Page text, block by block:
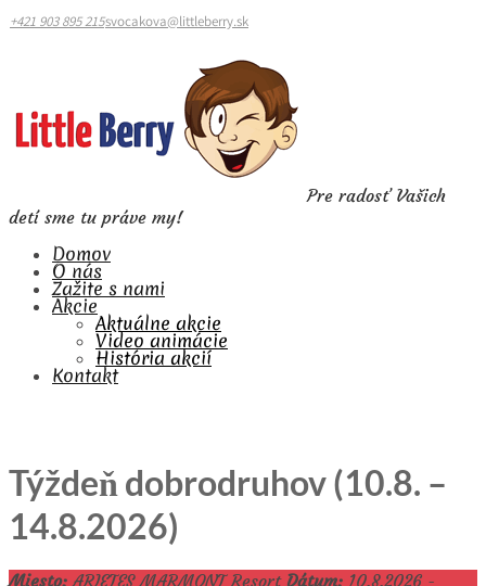
+421 903 895 215svocakova@littleberry.sk
Pre radosť Vašich
detí sme tu práve my!
Domov
O nás
Zažite s nami
Akcie
Aktuálne akcie
Video animácie
História akcií
Kontakt
Týždeň dobrodruhov (10.8. –
14.8.2026)
Miesto:ARIETES MARMONT Resort Dátum: 10.8.2026 -